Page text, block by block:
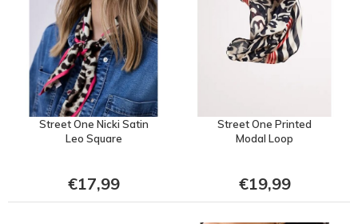
Street One Nicki Satin
Leo Square
€17,99
Street One Printed
Modal Loop
€19,99